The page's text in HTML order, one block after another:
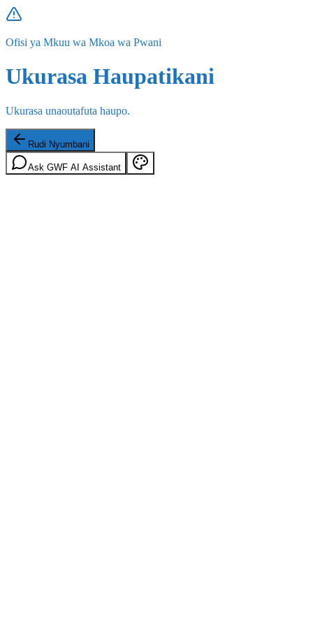
Ofisi ya Mkuu wa Mkoa wa Pwani
Ukurasa Haupatikani
Ukurasa unaoutafuta haupo.
Rudi Nyumbani
Ask GWF AI Assistant